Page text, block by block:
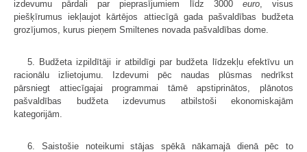
izdevumu pārdali par pieprasījumiem līdz 3000 euro, visus
piešķīrumus iekļaujot kārtējos attiecīgā gada pašvaldības budžeta
grozījumos, kurus pieņem Smiltenes novada pašvaldības dome.
5. Budžeta izpildītāji ir atbildīgi par budžeta līdzekļu efektīvu un
racionālu izlietojumu. Izdevumi pēc naudas plūsmas nedrīkst
pārsniegt attiecīgajai programmai tāmē apstiprinātos, plānotos
pašvaldības budžeta izdevumus atbilstoši ekonomiskajām
kategorijām.
6. Saistošie noteikumi stājas spēkā nākamajā dienā pēc to